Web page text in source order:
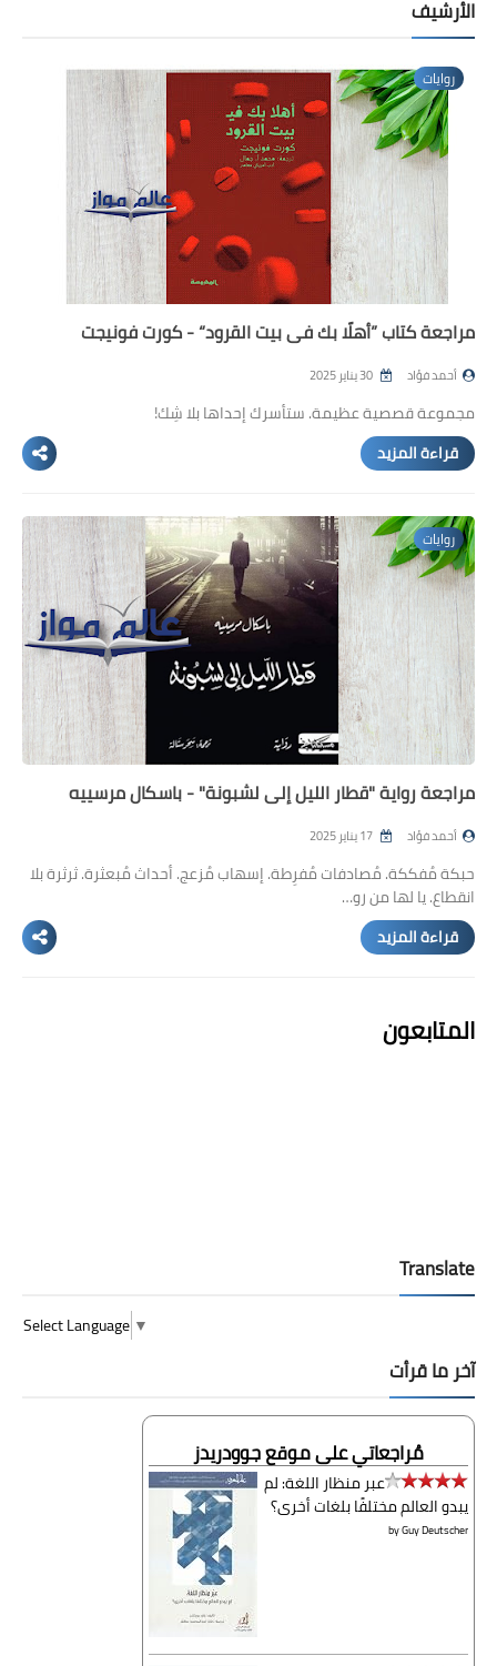
أجهزة القراءة الإلكترونية
مسابقات أدبية
إصدارات إلكترونية
كتابة إبداعية
الفيديوهات
الأرشيف
روايات
مراجعة كتاب ”أهلًا بك في بيت القرود“ - كورت فونيجت
أحمد فؤاد
مجموعة قصصية عظيمة. ستأسرك إحداها بلا شِك!
قراءة المزيد
روايات
مراجعة رواية "قطار الليل إلى لشبونة" - باسكال مرسييه
أحمد فؤاد
حبكة مُفككة. مُصادفات مُفرِطة. إسهاب مُزعج. أحداث مُبعثرة. ثرثرة بلا
انقطاع. يا لها من رو…
قراءة المزيد
المتابعون
Translate
Select Language ▼
آخر ما قرأت
مُراجعاتي على موقع جوودريدز
عبر منظار اللغة: لم
يبدو العالم مختلفًا بلغات أخرى؟
byGuy Deutscher